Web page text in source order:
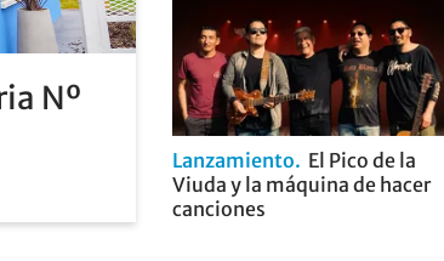
Nº
Lanzamiento
El Pico de la
Viuda y la máquina de hacer
canciones